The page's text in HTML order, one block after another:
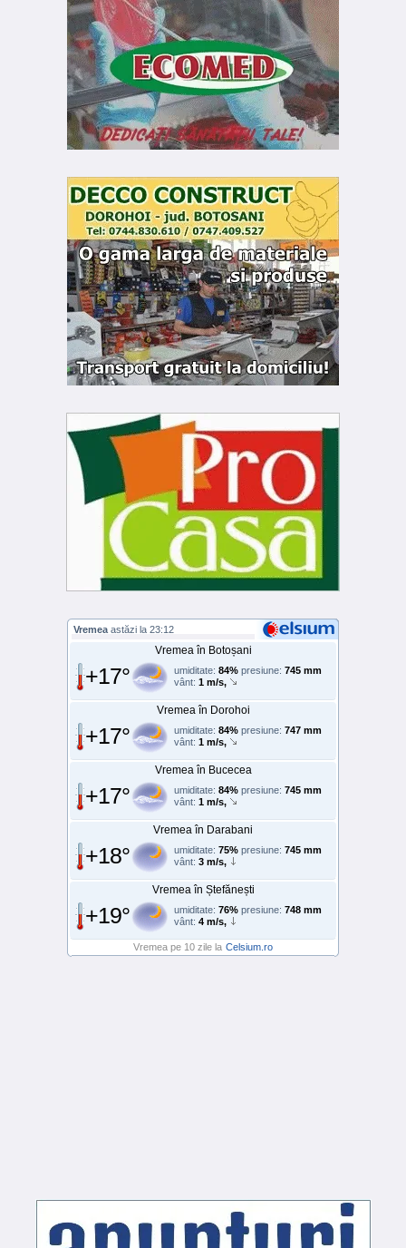
Vremea astăzi la 23:12
Vremea în Botoșani
+17° umiditate: 84% presiune: 745 mm
vânt: 1 m/s,
Vremea în Dorohoi
+17° umiditate: 84% presiune: 747 mm
vânt: 1 m/s,
Vremea în Bucecea
+17° umiditate: 84% presiune: 745 mm
vânt: 1 m/s,
Vremea în Darabani
+18° umiditate: 75% presiune: 745 mm
vânt: 3 m/s,
Vremea în Ștefănești
+19° umiditate: 76% presiune: 748 mm
vânt: 4 m/s,
Vremea pe 10 zile la Celsium.ro